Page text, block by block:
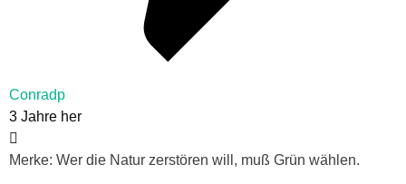
Conradp
3 Jahre her
Merke: Wer die Natur zerstören will, muß Grün wählen.